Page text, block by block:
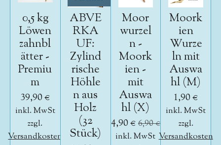
0,5 kg
Löwen
zahnbl
ätter -
Premiu
m
39,90 €
inkl. MwSt
zzgl.
Versandkosten
ABVE
RKA
UF:
Zylind
rische
Höhle
n aus
Holz
(32
Stück)
Moor
wurzel
n -
Moork
ien -
mit
Auswa
hl (X)
4,90 € 6,90 €
inkl. MwSt
Moork
ien
Wurze
ln mit
Auswa
hl (M)
1,90 €
inkl. MwSt
zzgl.
Versandkosten